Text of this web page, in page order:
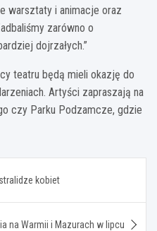
warsztaty i animacje oraz
zarówno o
dojrzałych.”
teatru będą mieli okazję do
Artyści zapraszają na
czy Parku Podzamcze, gdzie
kobiet
na Warmii i Mazurach w lipcu